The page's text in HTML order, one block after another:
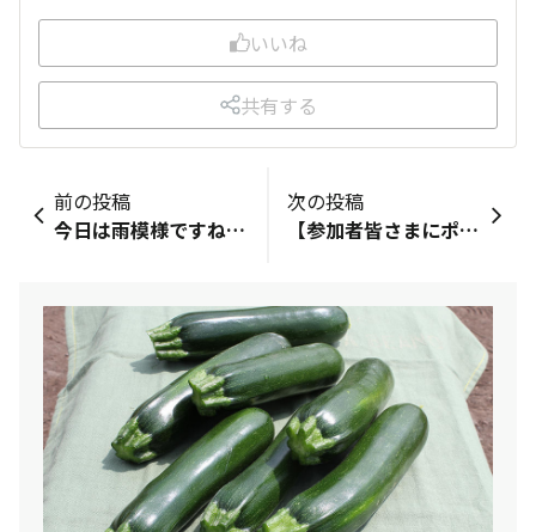
いいね
共有する
前の投稿
今日は雨模様ですね今朝は長ナスぶらぶらのつぼみが花を咲かせていましたところで手前の葉が大きくなってべローンと垂れ下がっています（23ｃｍもあるので・・）これはこのまま何もしなくてもいいのだろうか？
次の投稿
【参加者皆さまにポイントを付与いたしました！】SUNバディの皆さまこんにちは！先日実施しました、お迎え機能を使った記録チャレンジについて、たくさんのご参加ありがとうございました！（イベント内容はこちら）期間中の合計記録数はなんと、約440件！かなりたくさんいただきました🎉あっという間に目標上限の200件をクリアしていましたので、参加いただいた皆さまに300ポイントを付与いたしました🥇獲得ポイントはマイページの下部、ポイント獲得履歴からご確認くださいませ。ご参加いただいた皆さま、ありがとうございました！これからもお迎え機能をぜひご活用ください👜